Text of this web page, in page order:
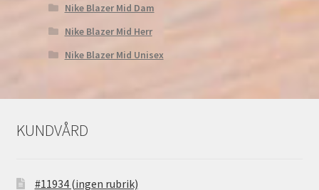
Nike Blazer Mid Dam
Nike Blazer Mid Herr
Nike Blazer Mid Unisex
KUNDVÅRD
#11934 (ingen rubrik)